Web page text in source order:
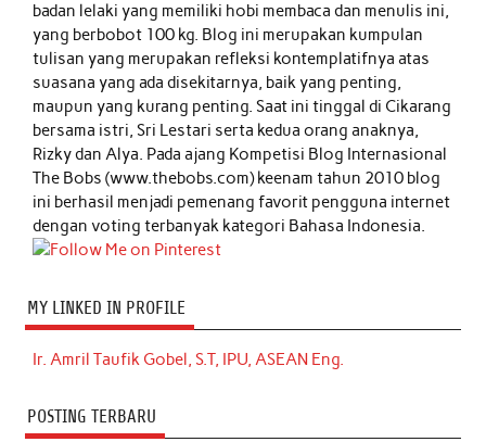
badan lelaki yang memiliki hobi membaca dan menulis ini,
yang berbobot 100 kg. Blog ini merupakan kumpulan
tulisan yang merupakan refleksi kontemplatifnya atas
suasana yang ada disekitarnya, baik yang penting,
maupun yang kurang penting. Saat ini tinggal di Cikarang
bersama istri, Sri Lestari serta kedua orang anaknya,
Rizky dan Alya. Pada ajang Kompetisi Blog Internasional
The Bobs (www.thebobs.com) keenam tahun 2010 blog
ini berhasil menjadi pemenang favorit pengguna internet
dengan voting terbanyak kategori Bahasa Indonesia.
MY LINKED IN PROFILE
Ir. Amril Taufik Gobel, S.T, IPU, ASEAN Eng.
POSTING TERBARU